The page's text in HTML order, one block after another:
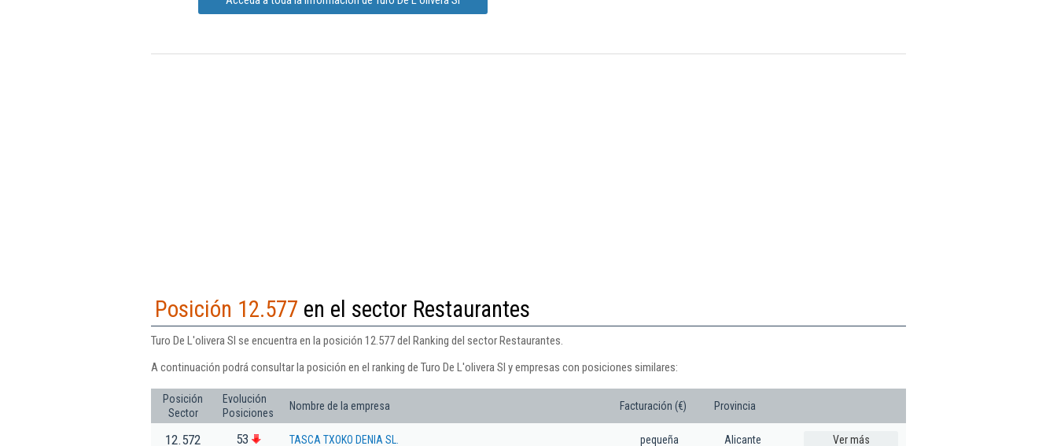
Posición 12.577 en el sector Restaurantes
Turo De L'olivera Sl se encuentra en la posición 12.577 del Ranking del sector Restaurantes.
A continuación podrá consultar la posición en el ranking de Turo De L'olivera Sl y empresas con posiciones similares:
Posición
Sector
Evolución
Posiciones
Nombre de la empresa Facturación (€) Provincia
12.572 53 TASCA TXOKO DENIA SL. pequeña Alicante Ver más